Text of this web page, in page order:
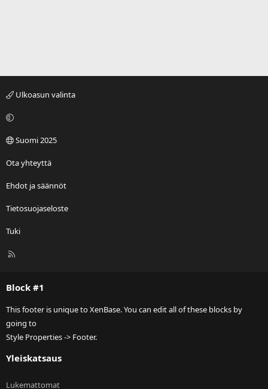
Ulkoasun valinta
Suomi 2025
Ota yhteyttä
Ehdot ja säännöt
Tietosuojaseloste
Tuki
R
Block #1
This footer is unique to XenBase. You can edit all of these blocks by
going to
Style Properties -> Footer.
Yleiskatsaus
Lukemattomat